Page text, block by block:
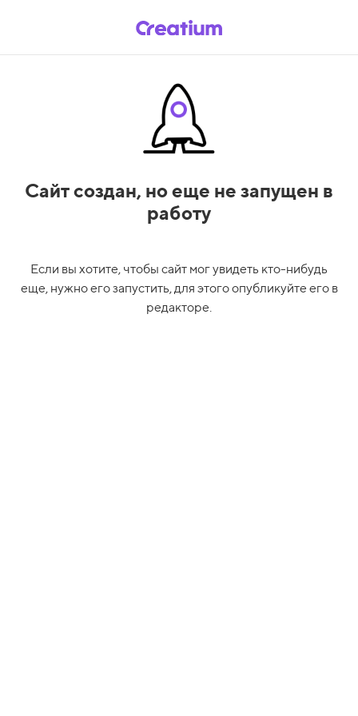
Сайт создан, но еще не запущен в
работу
Если вы хотите, чтобы сайт мог увидеть кто-нибудь
еще, нужно его запустить, для этого опубликуйте его в
редакторе.